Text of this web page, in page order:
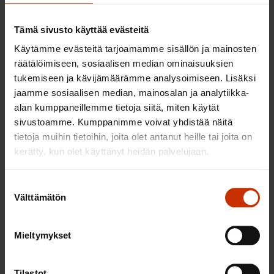
Tämä sivusto käyttää evästeitä
Käytämme evästeitä tarjoamamme sisällön ja mainosten
räätälöimiseen, sosiaalisen median ominaisuuksien
tukemiseen ja kävijämäärämme analysoimiseen. Lisäksi
jaamme sosiaalisen median, mainosalan ja analytiikka-
alan kumppaneillemme tietoja siitä, miten käytät
sivustoamme. Kumppanimme voivat yhdistää näitä
tietoja muihin tietoihin, joita olet antanut heille tai joita on
kerätty, kun olet käyttänyt heidän palvelujaan.
valinta
Välttämätön
Mieltymykset
SAK kannattaa esitystä ja sen perusteltuja.
Asetus opetus- ja kulttuuritoimen
rahoituksesta annetun asetuksen
muuttamisesta
Esityksessä on joukko teknisluontoisia muutoksia ja
täsmennyksiä, joita SAK pitää perusteltuina.
SAK katsoo, että etenkin muutosesitys lukion
opiskelijamäärään laskettaisiin myös väliaikaisesti
velvollisuutena olisi suunnitella oppivelvollisen
Opiskelija olisi myös oikeus saada sellaista opetusta